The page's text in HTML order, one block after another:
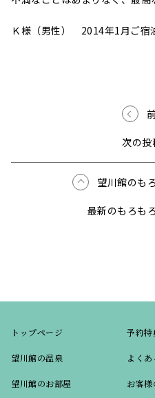
Ｋ様（男性） 2014年1月ご宿
次の投
望川館のも
最新のもろも
トップページ
望川館の温泉
望川館のお部屋
予約特
よく
お客様